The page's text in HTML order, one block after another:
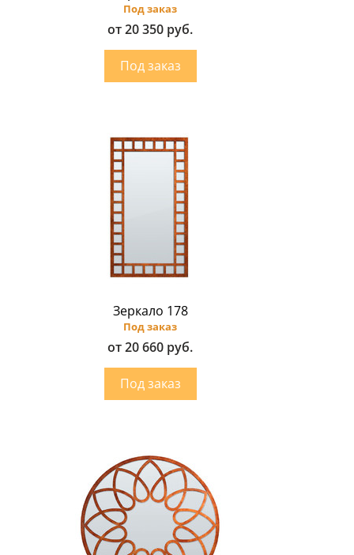
Под заказ
от 20 350 руб.
Зеркало 178
Под заказ
от 20 660 руб.